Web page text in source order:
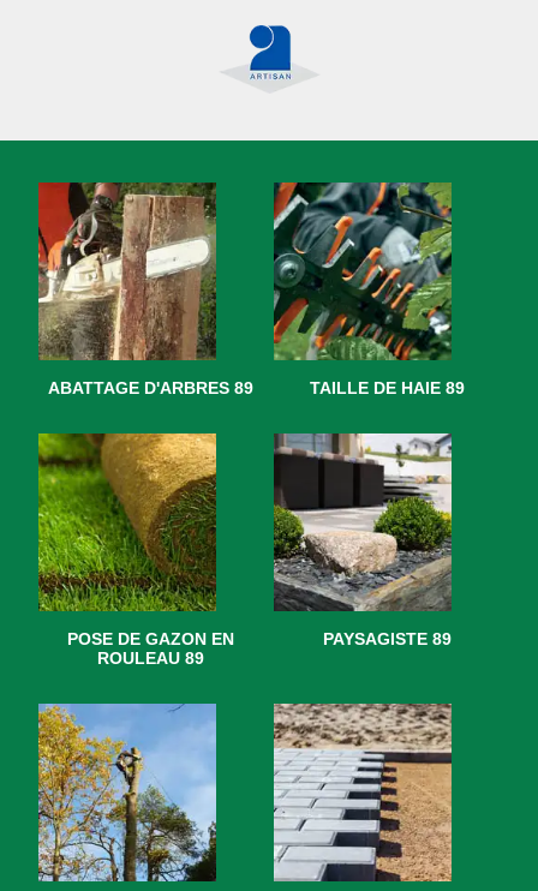
ABATTAGE D'ARBRES 89 TAILLE DE HAIE 89
POSE DE GAZON EN
ROULEAU 89
PAYSAGISTE 89